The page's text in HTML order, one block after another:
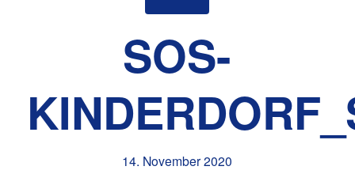
SOS-
14. November 2020